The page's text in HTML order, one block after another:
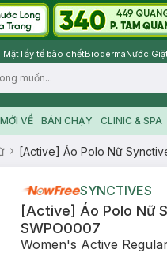
MặtTẩy tế bào chếtBiodermaNước
VỀ BÁN CHẠY CLINIC & SPA
[Active] Áo Polo Nữ
SYNCTIVES
[Active] Áo Polo Nữ
SWPO0007
Women's Active